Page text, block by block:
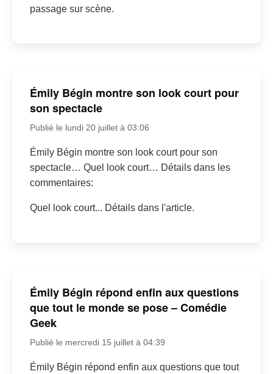
passage sur scène.
Émily Bégin montre son look court pour
son spectacle
Publié le lundi 20 juillet à 03:06
Émily Bégin montre son look court pour son
spectacle… Quel look court… Détails dans les
commentaires:
Quel look court... Détails dans l'article.
Émily Bégin répond enfin aux questions
que tout le monde se pose – Comédie
Geek
Publié le mercredi 15 juillet à 04:39
Émily Bégin répond enfin aux questions que tout